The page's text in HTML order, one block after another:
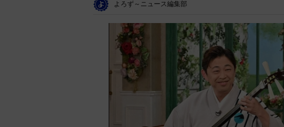
よろず～ニュース編集部